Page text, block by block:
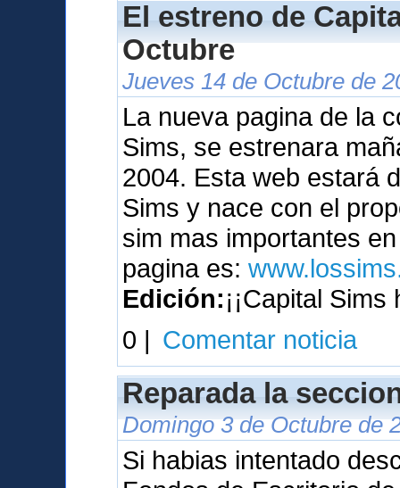
El estreno de
Octubre
Jueves 14 de Octubre de
La nueva pagina de la
Sims, se estrenara
2004. Esta web estará
Sims y nace con el
sim mas importantes
pagina es:
Edición:¡¡Capital
0 | Comentar noticia
Reparada la
Domingo 3 de Octubre de
Si habias intentado